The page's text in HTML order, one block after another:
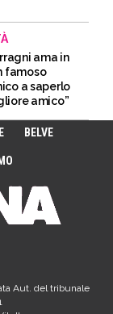
ama in
famoso
a saperlo
amico”
BELVE
Aut. del tribunale